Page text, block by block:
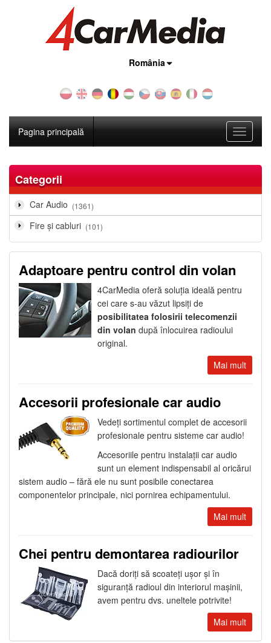
România
Toggle
Pagina principală
Categorii
Car Audio (1361)
Fire şi cabluri (101)
Adaptoare pentru control din volan
4CarMedia oferă soluţia ideală pentru
cei care s-au văzut lipsiţi de
posibilitatea folosirii telecomenzii
din volan după înlocuirea radioului
original.
Mai mult
Accesorii profesionale car audio
Vedeţi sortimentul complet de accesorii
profesionale pentru sisteme car audio!
Accesoriile pentru instalaţii car audio
sunt un element indispensabil al oricărui
sistem audio – fără ele nu sunt posibile conectarea
componentelor principale, nici pornirea echipamentului.
Mai mult
Chei pentru demontarea radiourilor
Dacă doriţi să scoateţi uşor şi în
siguranţă radioul din interiorul maşinii,
avem pentru dvs. uneltele potrivite!
Mai mult